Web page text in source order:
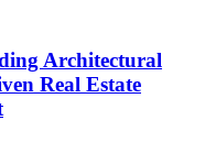
Architectural
Real Estate